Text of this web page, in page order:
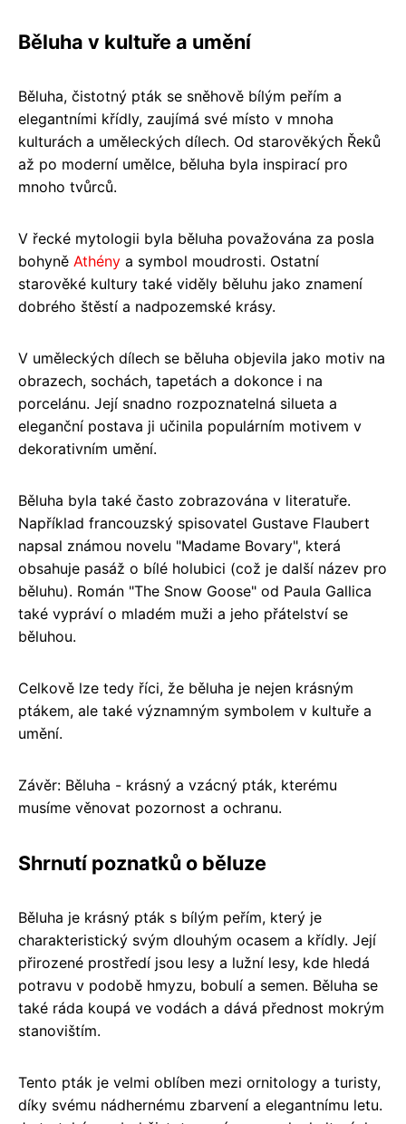
Běluha v kultuře a umění
Běluha, čistotný pták se sněhově bílým peřím a
elegantními křídly, zaujímá své místo v mnoha
kulturách a uměleckých dílech. Od starověkých Řeků
až po moderní umělce, běluha byla inspirací pro
mnoho tvůrců.
V řecké mytologii byla běluha považována za posla
bohyně Athény a symbol moudrosti. Ostatní
starověké kultury také viděly běluhu jako znamení
dobrého štěstí a nadpozemské krásy.
V uměleckých dílech se běluha objevila jako motiv na
obrazech, sochách, tapetách a dokonce i na
porcelánu. Její snadno rozpoznatelná silueta a
eleganční postava ji učinila populárním motivem v
dekorativním umění.
Běluha byla také často zobrazována v literatuře.
Například francouzský spisovatel Gustave Flaubert
napsal známou novelu "Madame Bovary", která
obsahuje pasáž o bílé holubici (což je další název pro
běluhu). Román "The Snow Goose" od Paula Gallica
také vypráví o mladém muži a jeho přátelství se
běluhou.
Celkově lze tedy říci, že běluha je nejen krásným
ptákem, ale také významným symbolem v kultuře a
umění.
Závěr: Běluha - krásný a vzácný pták, kterému
musíme věnovat pozornost a ochranu.
Shrnutí poznatků o běluze
Běluha je krásný pták s bílým peřím, který je
charakteristický svým dlouhým ocasem a křídly. Její
přirozené prostředí jsou lesy a lužní lesy, kde hledá
potravu v podobě hmyzu, bobulí a semen. Běluha se
také ráda koupá ve vodách a dává přednost mokrým
stanovištím.
Tento pták je velmi oblíben mezi ornitology a turisty,
díky svému nádhernému zbarvení a elegantnímu letu.